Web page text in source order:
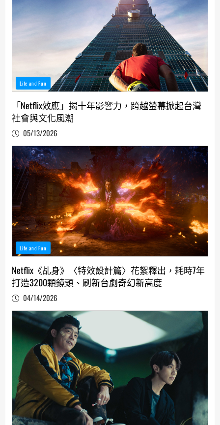
Life and Fun
「Netflix效應」揭十年影響力，跨越螢幕掀起台灣
社會與文化風潮
05/13/2026
Life and Fun
Netflix《乩身》〈特效設計篇〉花絮釋出，耗時7年
打造3200顆鏡頭、刷新台劇奇幻新高度
04/14/2026